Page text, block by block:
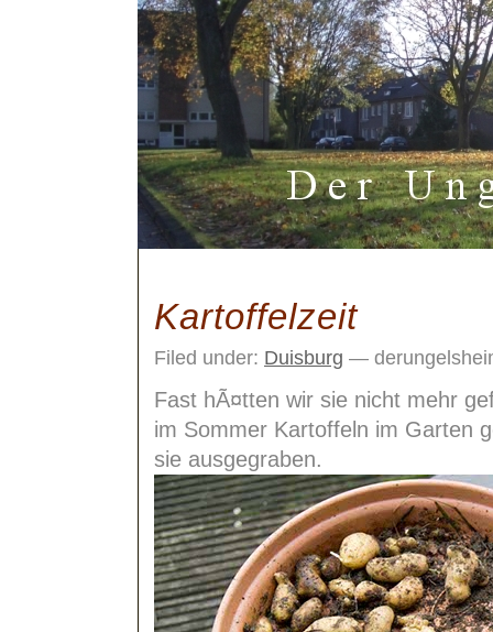
Kartoffelzeit
Filed under: Duisburg —
Fast hÃ¤tten wir sie nicht mehr
im Sommer Kartoffeln im Garten
sie ausgegraben.